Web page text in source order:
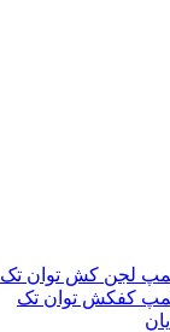
لجن کش توان تک
کفکش توان تک